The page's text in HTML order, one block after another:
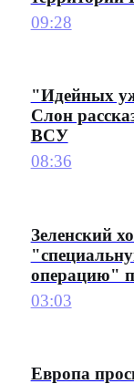
09:28
"Идейных
Слон
ВСУ
08:36
Зеленский
операцию"
03:03
Европа